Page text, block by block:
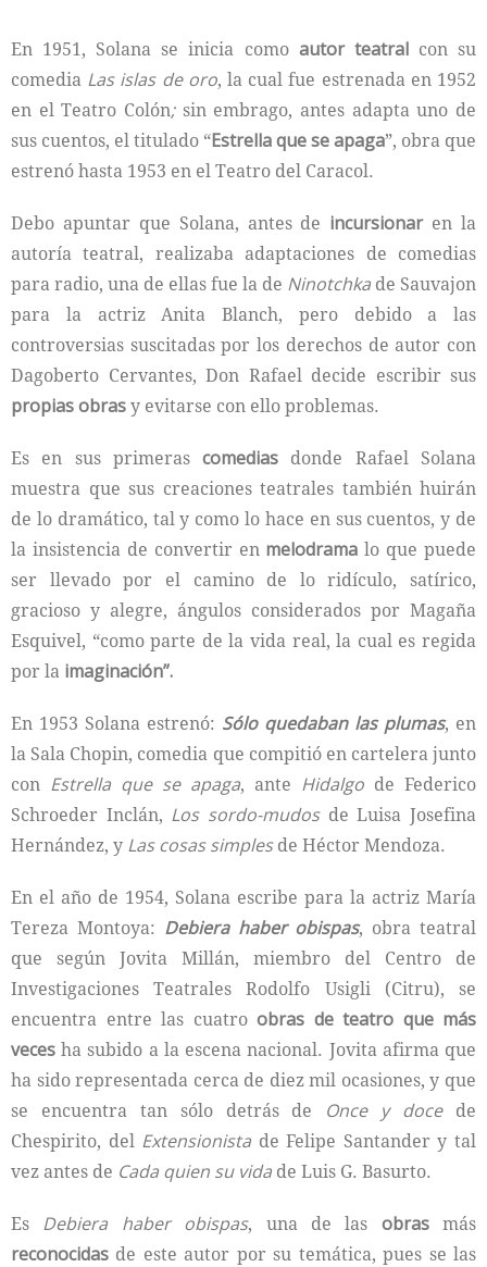
En 1951, Solana se inicia como autor teatralcon su
comedia Las islas de oro, la cual fue estrenada en 1952
en el Teatro Colón; sin embrago, antes adapta uno de
sus cuentos, el titulado “Estrella que se apaga”, obra que
estrenó hasta 1953 en el Teatro del Caracol.
Debo apuntar que Solana, antes de incursionaren la
autoría teatral, realizaba adaptaciones de comedias
para radio, una de ellas fue la de Ninotchka de Sauvajon
para la actriz Anita Blanch, pero debido a las
controversias suscitadas por los derechos de autor con
Dagoberto Cervantes, Don Rafael decide escribir sus
propias obrasy evitarse con ello problemas.
Es en sus primerascomedias donde Rafael Solana
muestra que sus creaciones teatrales también huirán
de lo dramático, tal y como lo hace en sus cuentos, y de
la insistencia de convertir en melodrama lo que puede
ser llevado por el camino de lo ridículo, satírico,
gracioso y alegre, ángulos considerados por Magaña
Esquivel, “como parte de la vida real, la cual es regida
por la imaginación”.
En 1953 Solana estrenó: Sólo quedaban las plumas, en
la Sala Chopin, comedia que compitió en cartelera junto
con Estrella que se apaga, ante Hidalgo de Federico
Schroeder Inclán, Los sordo-mudosde Luisa Josefina
Hernández, y Las cosas simplesde Héctor Mendoza.
En el año de 1954, Solana escribe para la actriz María
Tereza Montoya: Debiera haber obispas, obra teatral
que según Jovita Millán, miembro del Centro de
Investigaciones Teatrales Rodolfo Usigli (Citru), se
encuentra entre las cuatro obras de teatro que más
veces ha subido a la escena nacional. Jovita afirma que
ha sido representada cerca de diez mil ocasiones, y que
se encuentra tan sólo detrás de Once y doce de
Chespirito, del Extensionista de Felipe Santander y tal
vez antes de Cada quien su vida de Luis G. Basurto.
Es Debiera haber obispas, una de las obrasmás
reconocidas de este autor por su temática, pues se las